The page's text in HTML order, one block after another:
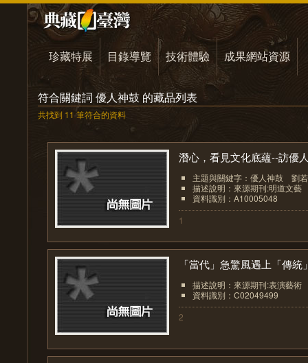
珍藏特展 目錄導覽 技術體驗 成果網站資源
符合關鍵詞 優人神鼓 的藏品列表
共找到 11 筆符合的資料
潛心，看見文化底蘊--訪優
主題與關鍵字：優人神鼓 劉
描述說明：來源期刊:明道文藝
資料識別：A10005048
1
「當代」急驚風遇上「傳統
描述說明：來源期刊:表演藝術
資料識別：C02049499
2